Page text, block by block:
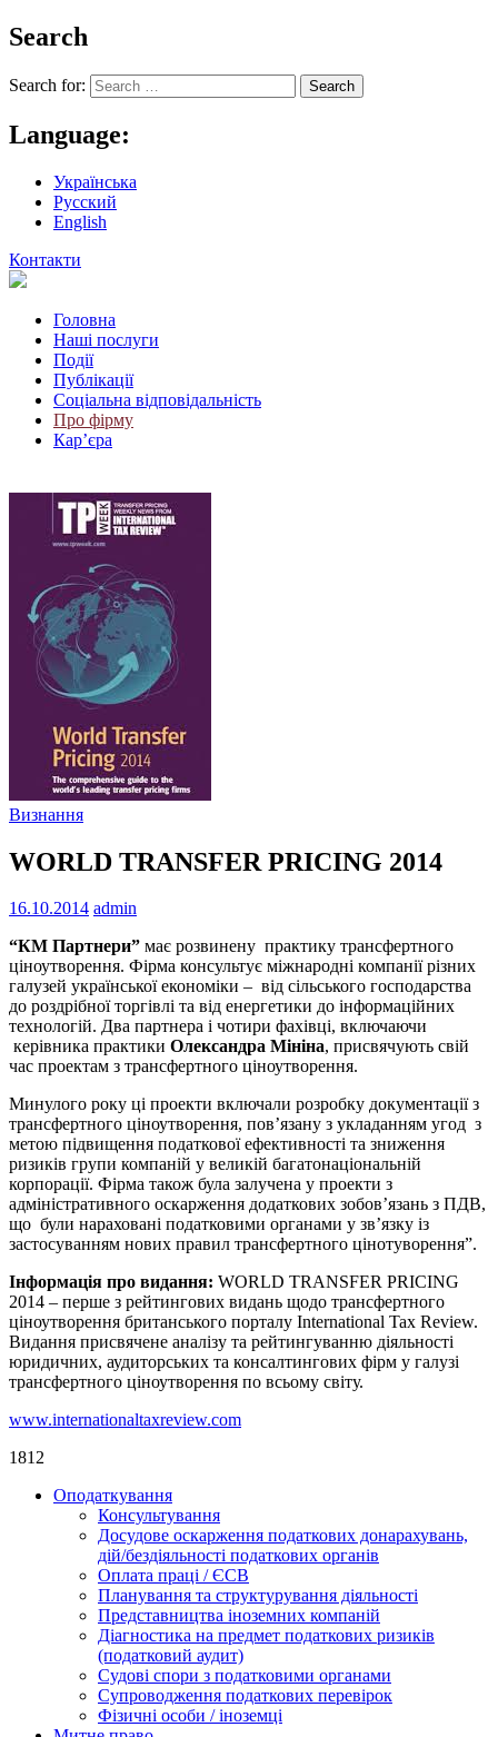
Search
Search for:
Language:
Українська
Русский
English
Контакти
Головна
Наші послуги
Події
Публікації
Соціальна відповідальність
Про фiрму
Кар’єра
Визнання
WORLD TRANSFER PRICING 2014
16.10.2014 admin
“КМ Партнери” має розвинену практику трансфертного
ціноутворення. Фірма консультує міжнародні компанії різних
галузей української економіки – від сільського господарства
до роздрібної торгівлі та від енергетики до інформаційних
технологій. Два партнера і чотири фахівці, включаючи
керівника практики Олександра Мініна, присвячують свій
час проектам з трансфертного ціноутворення.
Минулого року ці проекти включали розробку документації з
трансфертного ціноутворення, пов’язану з укладанням угод з
метою підвищення податкової ефективності та зниження
ризиків групи компаній у великій багатонаціональній
корпорації. Фірма також була залучена у проекти з
адміністративного оскарження додаткових зобов’язань з ПДВ,
що були нараховані податковими органами у зв’язку із
застосуванням нових правил трансфертного цінотуворення”.
Інформація про видання: WORLD TRANSFER PRICING
2014 – перше з рейтингових видань щодо трансфертного
ціноутворення британського порталу International Tax Review.
Видання присвячене аналізу та рейтингуванню діяльності
юридичних, аудиторських та консалтингових фірм у галузі
трансфертного ціноутворення по всьому світу.
www.internationaltaxreview.com
1812
Оподаткування
Консультування
Досудове оскарження податкових донарахувань,
дій/бездіяльності податкових органів
Оплата праці / ЄСВ
Планування та структурування діяльності
Представництва іноземних компаній
Діагностика на предмет податкових ризиків
(податковий аудит)
Судові спори з податковими органами
Супроводження податкових перевірок
Фізичні особи / іноземці